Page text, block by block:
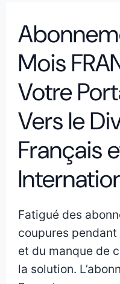
Mois
Votre
Vers le
Français
Fatigué des
coupures
et du manque de
la solution.